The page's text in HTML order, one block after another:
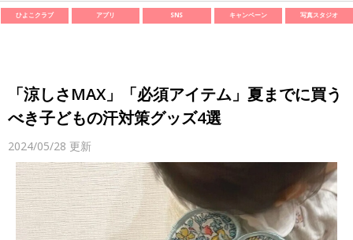
ひよこクラブ アプリ SNS キャンペーン 写真スタジオ
「涼しさMAX」「必須アイテム」夏までに買う
べき子どもの汗対策グッズ4選
2024/05/28 更新